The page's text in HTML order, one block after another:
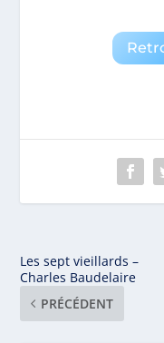
Les sept vieillards –
Charles Baudelaire
PRÉCÉDENT